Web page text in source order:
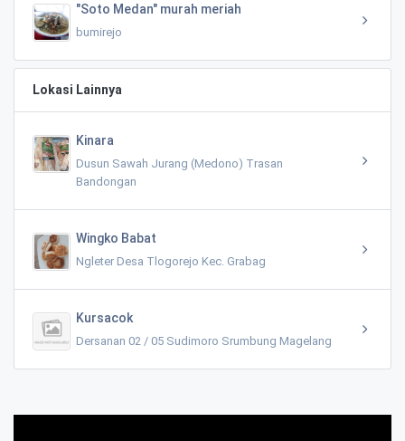
"Soto Medan" murah meriah
bumirejo
Lokasi Lainnya
Kinara
Dusun Sawah Jurang (Medono) Trasan
Bandongan
Wingko Babat
Ngleter Desa Tlogorejo Kec. Grabag
Kursacok
Dersanan 02 / 05 Sudimoro Srumbung Magelang